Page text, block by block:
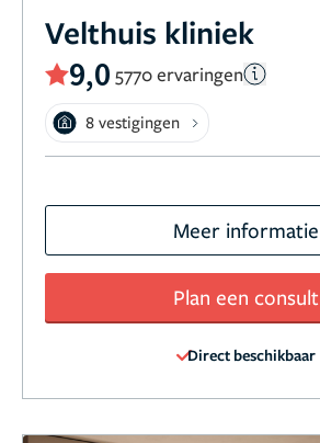
Velthuis kliniek
9,0 5770 ervaringen
8 vestigingen
Meer informatie
Plan een consult
Direct beschikbaar